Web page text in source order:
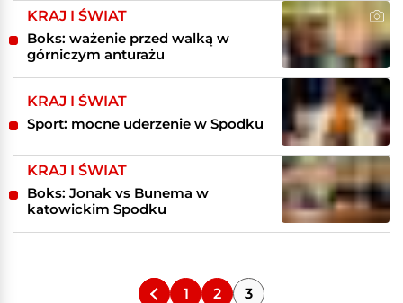
KRAJ I ŚWIAT
Boks: ważenie przed walką w
górniczym anturażu
KRAJ I ŚWIAT
Sport: mocne uderzenie w Spodku
KRAJ I ŚWIAT
Boks: Jonak vs Bunema w
katowickim Spodku
1 2 3